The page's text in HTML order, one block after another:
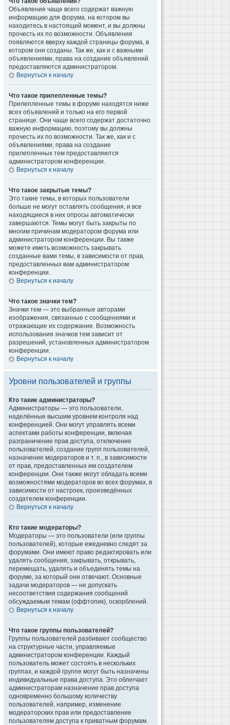
Объявления чаще всего содержат важную
информацию для форума, на котором вы
находитесь в настоящий момент, и вы должны
прочесть их по возможности. Объявления
появляются вверху каждой страницы форума, в
котором они созданы. Так же, как и с важными
объявлениями, права на создание объявлений
предоставляются администратором.
Вернуться к началу
Что такое прилепленные темы?
Прилепленные темы в форуме находятся ниже
всех объявлений и только на его первой
странице. Они чаще всего содержат достаточно
важную информацию, поэтому вы должны
прочесть их по возможности. Так же, как и с
объявлениями, права на создание
прилепленных тем предоставляются
администратором конференции.
Вернуться к началу
Что такое закрытые темы?
Это такие темы, в которых пользователи
больше не могут оставлять сообщения, и все
находящиеся в них опросы автоматически
завершаются. Темы могут быть закрыты по
многим причинам модератором форума или
администратором конференции. Вы также
можете иметь возможность закрывать
созданные вами темы, в зависимости от прав,
предоставленных вам администратором
конференции.
Вернуться к началу
Что такое значки тем?
Значки тем — это выбранные авторами
изображения, связанные с сообщениями и
отражающие их содержание. Возможность
использования значков тем зависит от
разрешений, установленных администратором
конференции.
Вернуться к началу
Уровни пользователей и группы
Кто такие администраторы?
Администраторы — это пользователи,
наделённые высшим уровнем контроля над
конференцией. Они могут управлять всеми
аспектами работы конференции, включая
разграничение прав доступа, отключение
пользователей, создание групп пользователей,
назначение модераторов и т. п., в зависимости
от прав, предоставленных им создателем
конференции. Они также могут обладать всеми
возможностями модераторов во всех форумах, в
зависимости от настроек, произведённых
создателем конференции.
Вернуться к началу
Кто такие модераторы?
Модераторы — это пользователи (или группы
пользователей), которые ежедневно следят за
форумами. Они имеют право редактировать или
удалять сообщения, закрывать, открывать,
перемещать, удалять и объединять темы на
форуме, за который они отвечают. Основные
задачи модераторов — не допускать
несоответствия содержания сообщений
обсуждаемым темам (оффтопик), оскорблений.
Вернуться к началу
Что такое группы пользователей?
Группы пользователей разбивают сообщество
на структурные части, управляемые
администратором конференции. Каждый
пользователь может состоять в нескольких
группах, и каждой группе могут быть назначены
индивидуальные права доступа. Это облегчает
администраторам назначение прав доступа
одновременно большому количеству
пользователей, например, изменение
модераторских прав или предоставление
пользователям доступа к приватным форумам.